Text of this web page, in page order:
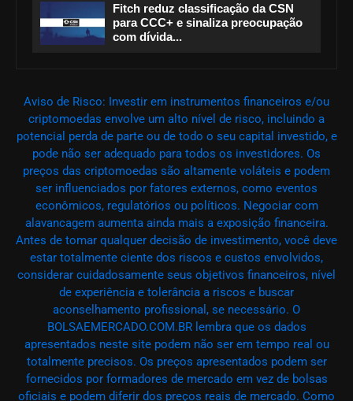
Fitch reduz classificação da CSN
para CCC+ e sinaliza preocupação
com dívida...
Aviso de Risco: Investir em instrumentos financeiros e/ou
criptomoedas envolve um alto nível de risco, incluindo a
potencial perda de parte ou de todo o seu capital investido, e
pode não ser adequado para todos os investidores. Os
preços das criptomoedas são altamente voláteis e podem
ser influenciados por fatores externos, como eventos
econômicos, regulatórios ou políticos. Negociar com
alavancagem aumenta ainda mais a exposição financeira.
Antes de tomar qualquer decisão de investimento, você deve
estar totalmente ciente dos riscos e custos envolvidos,
considerar cuidadosamente seus objetivos financeiros, nível
de experiência e tolerância a riscos e buscar
aconselhamento profissional, se necessário. O
BOLSAEMERCADO.COM.BR lembra que os dados
apresentados neste site podem não ser em tempo real ou
totalmente precisos. Os preços apresentados podem ser
fornecidos por formadores de mercado em vez de bolsas
oficiais e podem diferir dos preços reais de mercado. Como